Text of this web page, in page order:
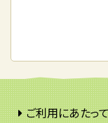
ご利用にあたって